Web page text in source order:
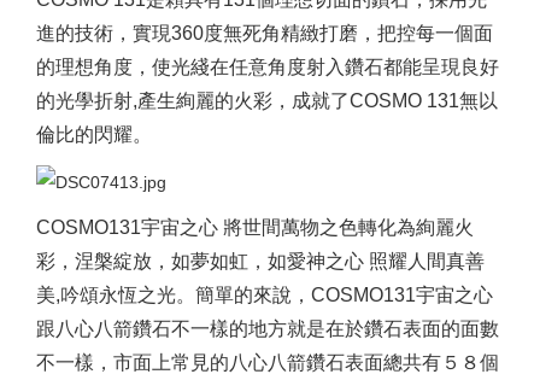
進的技術，實現360度無死角精緻打磨，把控每一個面
的理想角度，使光綫在任意角度射入鑽石都能呈現良好
的光學折射,產生絢麗的火彩，成就了COSMO 131無以
倫比的閃耀。
COSMO131宇宙之心 將世間萬物之色轉化為絢麗火
彩，涅槃綻放，如夢如虹，如愛神之心 照耀人間真善
美,吟頌永恆之光。簡單的來說，COSMO131宇宙之心
跟八心八箭鑽石不一樣的地方就是在於鑽石表面的面數
不一樣，市面上常見的八心八箭鑽石表面總共有５８個